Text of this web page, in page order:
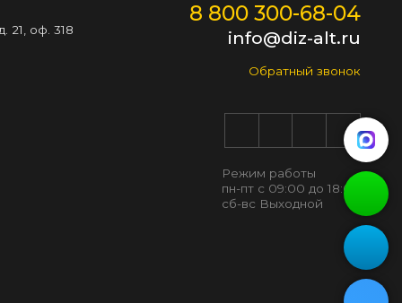
21, оф. 318
8 800 300-68-04
info@diz-alt.ru
Обратный звонок
Режим работы
пн-пт с 09:00 до 18:00
сб-вс Выходной